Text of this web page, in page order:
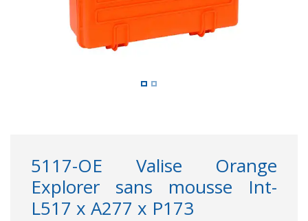
5117-OE Valise Orange
Explorer sans mousse Int-
L517 x A277 x P173